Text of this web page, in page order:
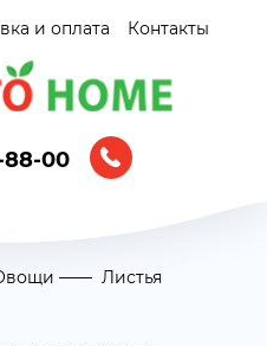
и оплата Контакты
88-00
Листья